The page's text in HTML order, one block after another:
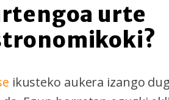
urte
ikusteko aukera izango